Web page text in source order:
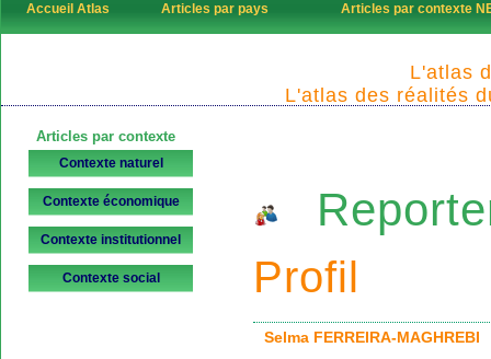
Accueil Atlas Articles par pays Articles par contexte
L'atlas
L'atlas des réalités
Articles par contexte
Contexte naturel
Contexte économique
Contexte institutionnel
Contexte social Profil
Selma FERREIRA-